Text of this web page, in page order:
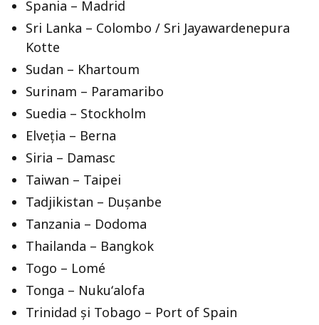
Spania – Madrid
Sri Lanka – Colombo / Sri Jayawardenepura
Kotte
Sudan – Khartoum
Surinam – Paramaribo
Suedia – Stockholm
Elveția – Berna
Siria – Damasc
Taiwan – Taipei
Tadjikistan – Dușanbe
Tanzania – Dodoma
Thailanda – Bangkok
Togo – Lomé
Tonga – Nukuʻalofa
Trinidad și Tobago – Port of Spain